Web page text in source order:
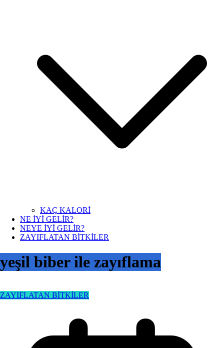
KAÇ KALORİ
NE İYİ GELİR?
NEYE İYİ GELİR?
ZAYIFLATAN BİTKİLER
yeşil biber ile zayıflama
ZAYIFLATAN BİTKİLER